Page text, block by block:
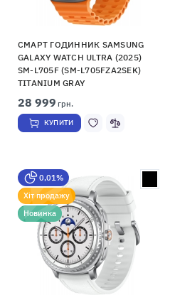
СМАРТ ГОДИННИК SAMSUNG
GALAXY WATCH ULTRA (2025)
SM-L705F (SM-L705FZA2SEK)
TITANIUM GRAY
28 999 грн.
КУПИТИ
0,01%
Хіт продажу
Новинка